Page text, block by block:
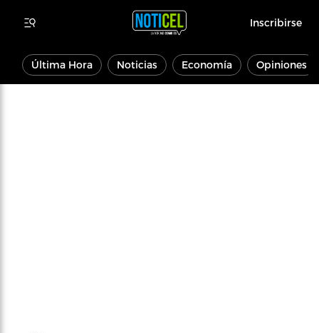
Inscribirse
Última Hora Noticias Economía Opiniones